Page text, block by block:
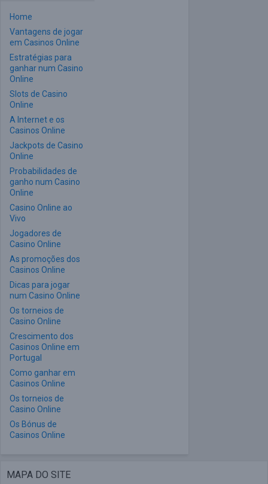
Home
Vantagens de jogar
em Casinos Online
Estratégias para
ganhar num Casino
Online
Slots de Casino
Online
A Internet e os
Casinos Online
Jackpots de Casino
Online
Probabilidades de
ganho num Casino
Online
Casino Online ao
Vivo
Jogadores de
Casino Online
As promoções dos
Casinos Online
Dicas para jogar
num Casino Online
Os torneios de
Casino Online
Crescimento dos
Casinos Online em
Portugal
Como ganhar em
Casinos Online
Os torneios de
Casino Online
Os Bónus de
Casinos Online
MAPA DO SITE